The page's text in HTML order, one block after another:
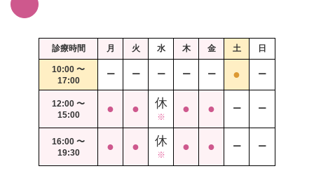
診療時間 月 火 水 木 金 土 日
10:00 〜
17:00
ー ー ー ー ー ● ー
12:00 〜
15:00
● ● 休
※
● ● ー ー
16:00 〜
19:30
● ● 休
※
● ● ー ー